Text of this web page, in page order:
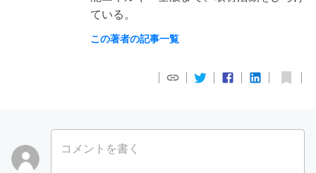
ている。
この著者の記事一覧
コメントを書く